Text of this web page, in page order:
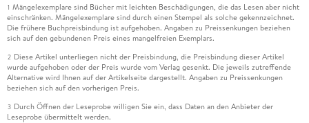
1 Mängelexemplare sind Bücher mit leichten Beschädigungen, die das Lesen aber nicht
einschränken. Mängelexemplare sind durch einen Stempel als solche gekennzeichnet.
Die frühere Buchpreisbindung ist aufgehoben. Angaben zu Preissenkungen beziehen
sich auf den gebundenen Preis eines mangelfreien Exemplars.
2 Diese Artikel unterliegen nicht der Preisbindung, die Preisbindung dieser Artikel
wurde aufgehoben oder der Preis wurde vom Verlag gesenkt. Die jeweils zutreffende
Alternative wird Ihnen auf der Artikelseite dargestellt. Angaben zu Preissenkungen
beziehen sich auf den vorherigen Preis.
3 Durch Öffnen der Leseprobe willigen Sie ein, dass Daten an den Anbieter der
Leseprobe übermittelt werden.